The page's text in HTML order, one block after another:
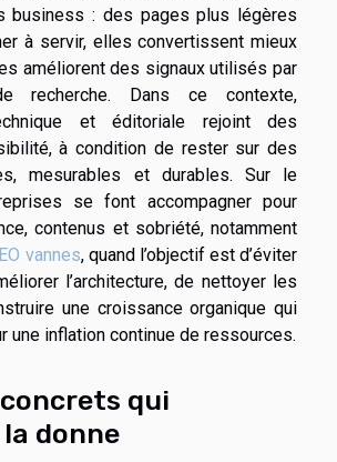
business : des pages plus légères
à servir, elles convertissent mieux
améliorent des signaux utilisés par
recherche. Dans ce contexte,
et éditoriale rejoint des
à condition de rester sur des
mesurables et durables. Sur le
se font accompagner pour
contenus et sobriété, notamment
vannes, quand l’objectif est d’éviter
l’architecture, de nettoyer les
une croissance organique qui
une inflation continue de ressources.
qui
donne